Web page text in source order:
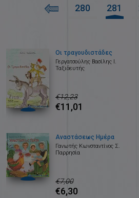
280 281
Οι τραγουδιστάδες
Γεργατσούλης Βασίλης Ι.
Ταξιδευτής
€12,23
€11,01
Αναστάσεως Ημέρα
Γανωτής Κωνσταντίνος Σ.
Παρρησία
€7,00
€6,30